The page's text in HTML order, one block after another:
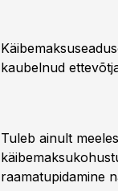
kaubelnud
Tuleb ainult
raamatupidamine